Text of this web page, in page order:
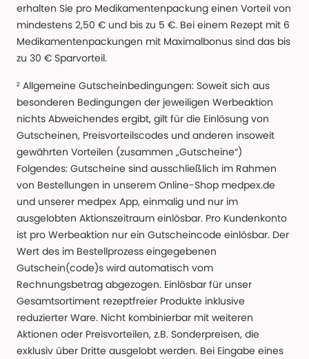
erhalten Sie pro Medikamentenpackung einen Vorteil von
mindestens 2,50 € und bis zu 5 €. Bei einem Rezept mit 6
Medikamentenpackungen mit Maximalbonus sind das bis
zu 30 € Sparvorteil.
² Allgemeine Gutscheinbedingungen: Soweit sich aus
besonderen Bedingungen der jeweiligen Werbeaktion
nichts Abweichendes ergibt, gilt für die Einlösung von
Gutscheinen, Preisvorteilscodes und anderen insoweit
gewährten Vorteilen (zusammen „Gutscheine“)
Folgendes: Gutscheine sind ausschließlich im Rahmen
von Bestellungen in unserem Online-Shop medpex.de
und unserer medpex App, einmalig und nur im
ausgelobten Aktionszeitraum einlösbar. Pro Kundenkonto
ist pro Werbeaktion nur ein Gutscheincode einlösbar. Der
Wert des im Bestellprozess eingegebenen
Gutschein(code)s wird automatisch vom
Rechnungsbetrag abgezogen. Einlösbar für unser
Gesamtsortiment rezeptfreier Produkte inklusive
reduzierter Ware. Nicht kombinierbar mit weiteren
Aktionen oder Preisvorteilen, z.B. Sonderpreisen, die
exklusiv über Dritte ausgelobt werden. Bei Eingabe eines